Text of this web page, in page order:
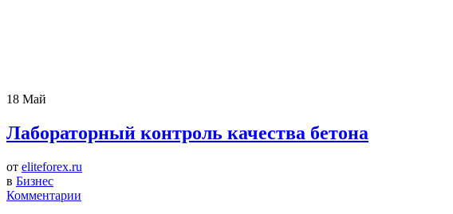
18 Май
Лабораторный контроль качества бетона
от eliteforex.ru
в Бизнес
Комментарии